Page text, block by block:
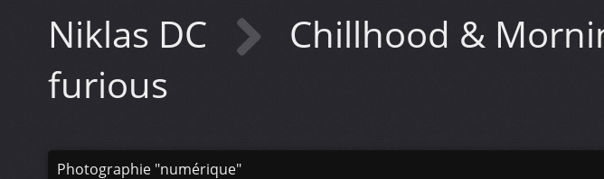
Niklas DC Chillhood &
furious
Photographie "numérique"